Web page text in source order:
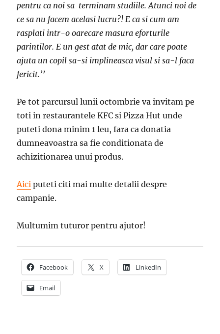
pentru ca noi sa terminam studiile. Atunci noi de
ce sa nu facem acelasi lucru?! E ca si cum am
rasplati intr-o oarecare masura eforturile
parintilor. E un gest atat de mic, dar care poate
ajuta un copil sa-si implineasca visul si sa-l faca
fericit.’’
Pe tot parcursul lunii octombrie va invitam pe
toti in restaurantele KFC si Pizza Hut unde
puteti dona minim 1 leu, fara ca donatia
dumneavoastra sa fie conditionata de
achizitionarea unui produs.
Aici puteti citi mai multe detalii despre
campanie.
Multumim tuturor pentru ajutor!
Facebook X LinkedIn
Email